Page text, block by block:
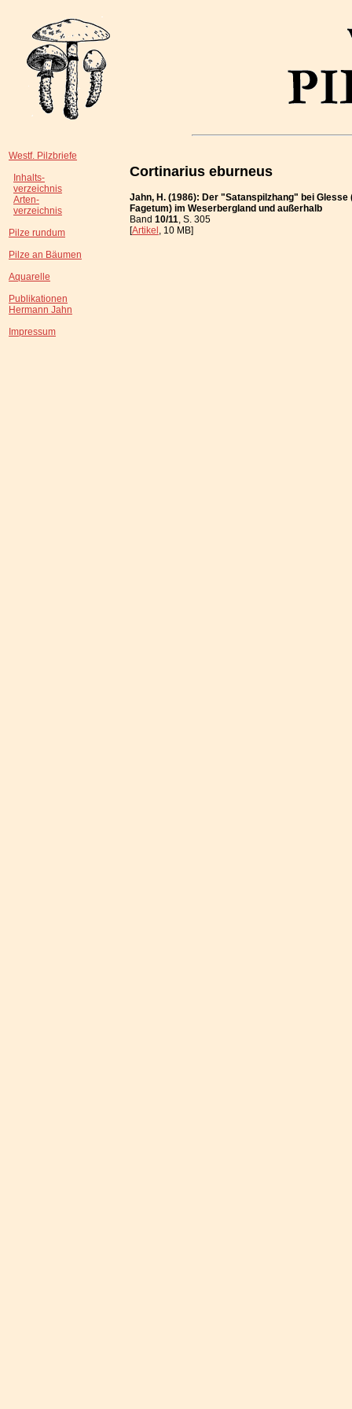
Westf. Pilzbriefe
Inhalts-
verzeichnis
Arten-
verzeichnis
Pilze rundum
Pilze an Bäumen
Aquarelle
Publikationen
Hermann Jahn
Impressum
Cortinarius eburneus
Jahn, H. (1986): Der "Satanspilzhang" bei
Fagetum) im Weserbergland und außerhalb
Band 10/11, S. 305
[Artikel, 10 MB]